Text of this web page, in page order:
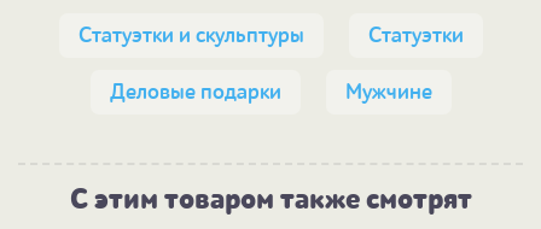
Статуэтки и скульптуры Статуэтки
Деловые подарки Мужчине
С этим товаром также смотрят